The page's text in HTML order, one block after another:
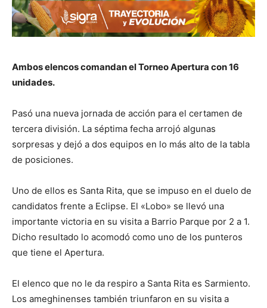
Ambos elencos comandan el Torneo Apertura con 16
unidades.
Pasó una nueva jornada de acción para el certamen de
tercera división. La séptima fecha arrojó algunas
sorpresas y dejó a dos equipos en lo más alto de la tabla
de posiciones.
Uno de ellos es Santa Rita, que se impuso en el duelo de
candidatos frente a Eclipse. El «Lobo» se llevó una
importante victoria en su visita a Barrio Parque por 2 a 1.
Dicho resultado lo acomodó como uno de los punteros
que tiene el Apertura.
El elenco que no le da respiro a Santa Rita es Sarmiento.
Los ameghinenses también triunfaron en su visita a